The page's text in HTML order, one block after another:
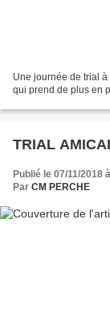
Une journée de trial
qui prend de plus en
TRIAL
Publié le 07/11/2018
Par CM PERCHE